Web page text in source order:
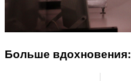
Больше вдохновения: